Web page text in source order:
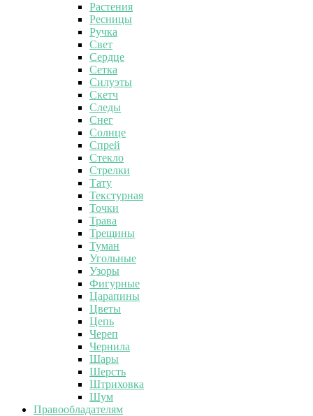
Растения
Ресницы
Ручка
Свет
Сердце
Сетка
Силуэты
Скетч
Следы
Снег
Солнце
Спрей
Стекло
Стрелки
Тату
Текстурная
Точки
Трава
Трещины
Туман
Угольные
Узоры
Фигурные
Царапины
Цветы
Цепь
Череп
Чернила
Шары
Шерсть
Штриховка
Шум
Правообладателям